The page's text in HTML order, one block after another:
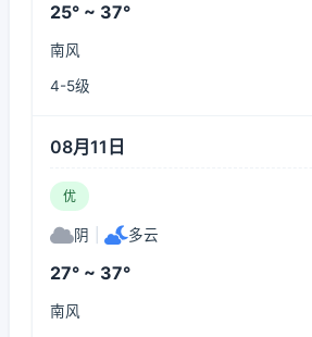
25° ~ 37°
南风
4-5级
08月11日
优
阴 多云
27° ~ 37°
南风